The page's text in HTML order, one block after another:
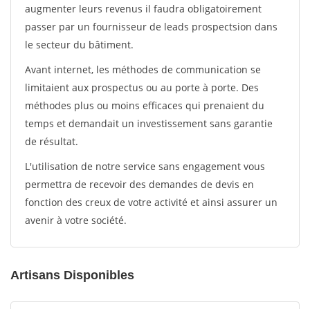
augmenter leurs revenus il faudra obligatoirement
passer par un fournisseur de leads prospectsion dans
le secteur du bâtiment.
Avant internet, les méthodes de communication se
limitaient aux prospectus ou au porte à porte. Des
méthodes plus ou moins efficaces qui prenaient du
temps et demandait un investissement sans garantie
de résultat.
L'utilisation de notre service sans engagement vous
permettra de recevoir des demandes de devis en
fonction des creux de votre activité et ainsi assurer un
avenir à votre société.
Artisans Disponibles